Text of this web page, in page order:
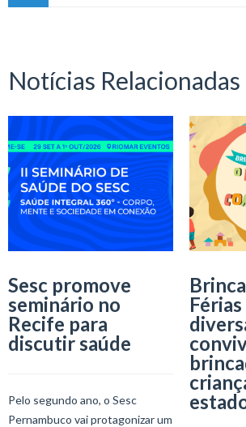
Notícias Relacionadas
Sesc promove
seminário no
Recife para
discutir saúde
Pelo segundo ano, o Sesc
Pernambuco vai protagonizar um